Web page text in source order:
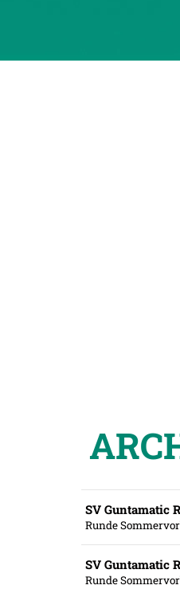
SV Guntamatic
Runde
SV Guntamatic
Runde